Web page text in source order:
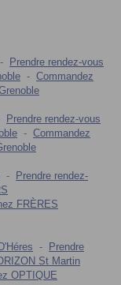
-
Prendre rendez-vous
- Commandez
Prendre rendez-vous
- Commandez
-
Prendre rendez-
FRÈRES
-
Prendre
St Martin
OPTIQUE